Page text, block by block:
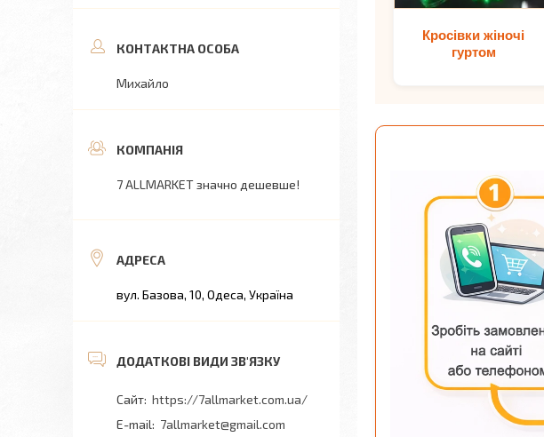
Кросівки жіночі
гуртом
Михайло
7 ALLMARKET значно дешевше!
вул. Базова, 10, Одеса, Україна
https://7allmarket.com.ua/
7allmarket@gmail.com